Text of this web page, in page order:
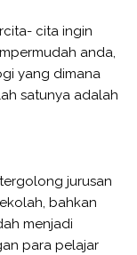
cita ingin
anda,
yang dimana
satunya adalah
jurusan
bahkan
menjadi
para pelajar